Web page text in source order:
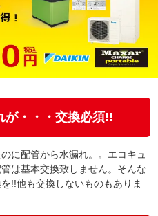
が・・・交換必須!!
に配管から水漏れ。。エコキュ
は基本交換致しません。そんな
!!他も交換しないものもありま